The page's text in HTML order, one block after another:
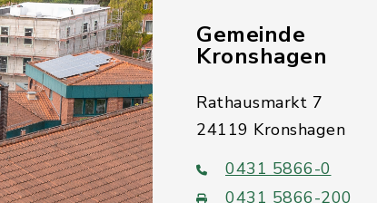
Gemeinde
Kronshagen
Rathausmarkt 7
24119 Kronshagen
0431 5866-0
0431 5866-200